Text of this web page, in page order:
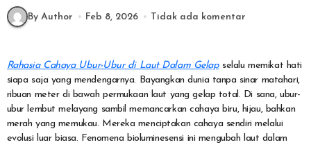
By Author Feb 8, 2026 Tidak ada komentar
Rahasia Cahaya Ubur-Ubur di Laut Dalam Gelapselalu memikat hati
siapa saja yang mendengarnya. Bayangkan dunia tanpa sinar matahari,
ribuan meter di bawah permukaan laut yang gelap total. Di sana, ubur-
ubur lembut melayang sambil memancarkan cahaya biru, hijau, bahkan
merah yang memukau. Mereka menciptakan cahaya sendiri melalui
evolusi luar biasa. Fenomena bioluminesensi ini mengubah laut dalam